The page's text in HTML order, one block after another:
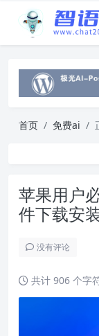
首页 免费ai
苹果用户
件下载安
没有评论
共计 906 个字